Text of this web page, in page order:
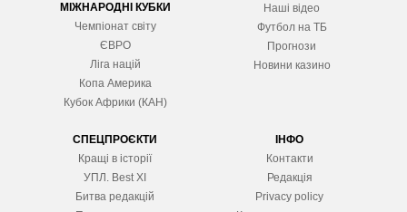
МІЖНАРОДНІ КУБКИ
Чемпіонат світу
ЄВРО
Ліга націй
Копа Америка
Кубок Африки (КАН)
Наші відео
Футбол на ТБ
Прогнози
Новини казино
СПЕЦПРОЄКТИ
Кращі в історії
УПЛ. Best XІ
Битва редакцій
ІНФО
Контакти
Редакція
Privacy policy